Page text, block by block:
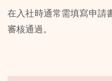
在入社時通常需填寫申請
審核通過。